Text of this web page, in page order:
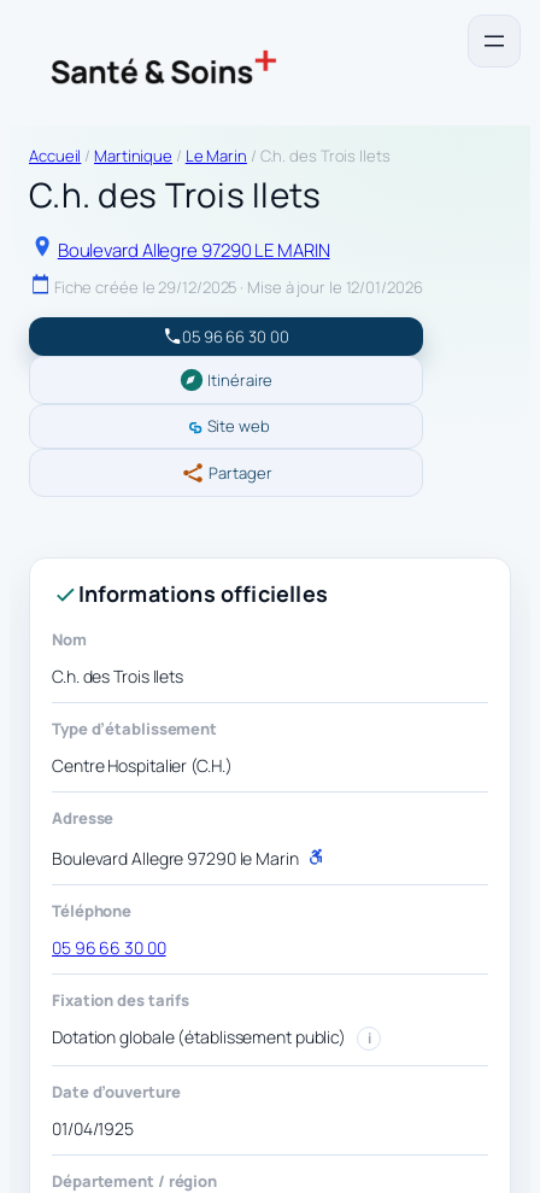
Accueil /Martinique / Le Marin / C.h. des Trois Ilets
C.h. des Trois Ilets
Boulevard Allegre 97290 LE MARIN
Fiche créée le 29/12/2025 · Mise à jour le 12/01/2026
05 96 66 30 00
Itinéraire
Site web
Partager
Informations officielles
Nom
C.h. des Trois Ilets
Type d’établissement
Centre Hospitalier (C.H.)
Adresse
Boulevard Allegre 97290 le Marin
P
M
Téléphone
05 96 66 30 00
Fixation des tarifs
Dotation globale (établissement public) i
Date d’ouverture
01/04/1925
Département / région